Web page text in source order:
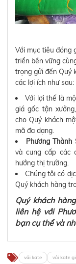
Với mục tiêu đóng
triển bền vững
trọng gửi đến Quý
các lợi ích như sau:
Với lợi thế là
giá gốc tận xưởng,
cho Quý khách
mã đa dạng.
Phương Thành
và cung cấp các
hướng thị trường.
Chúng tôi có
Quý khách hàng
Quý khách
liên hệ với
bạn cụ thể và
vải kate vải kate